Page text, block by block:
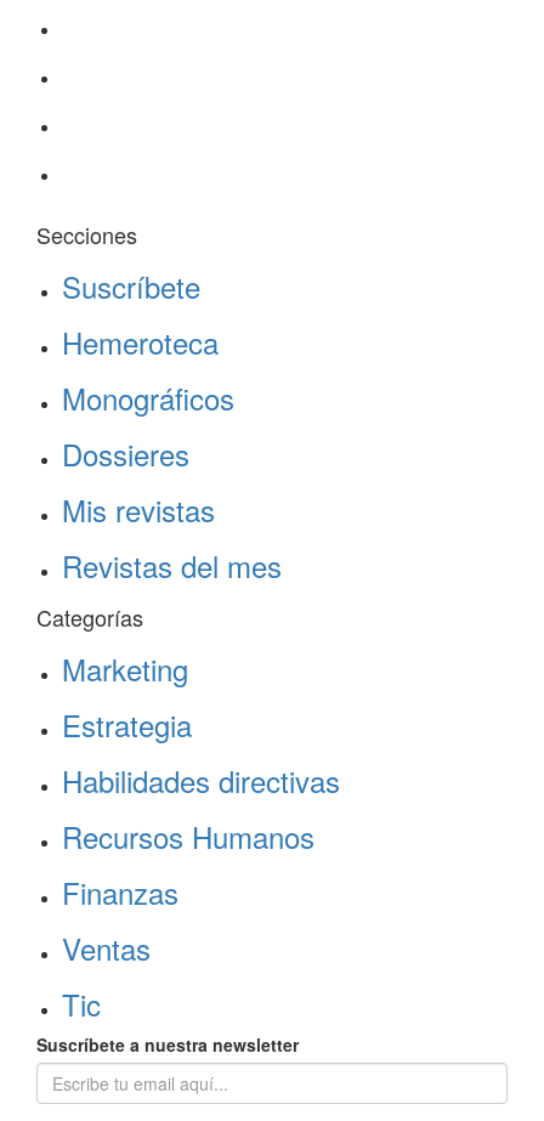
Secciones
Suscríbete
Hemeroteca
Monográficos
Dossieres
Mis revistas
Revistas del mes
Categorías
Marketing
Estrategia
Habilidades directivas
Recursos Humanos
Finanzas
Ventas
Tic
Suscríbete a nuestra newsletter